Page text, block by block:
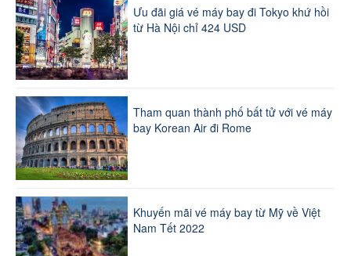
Ưu đãi giá vé máy bay đi Tokyo khứ hồi
từ Hà Nội chỉ 424 USD
Tham quan thành phố bất tử với vé máy
bay Korean Air đi Rome
Khuyến mãi vé máy bay từ Mỹ về Việt
Nam Tết 2022